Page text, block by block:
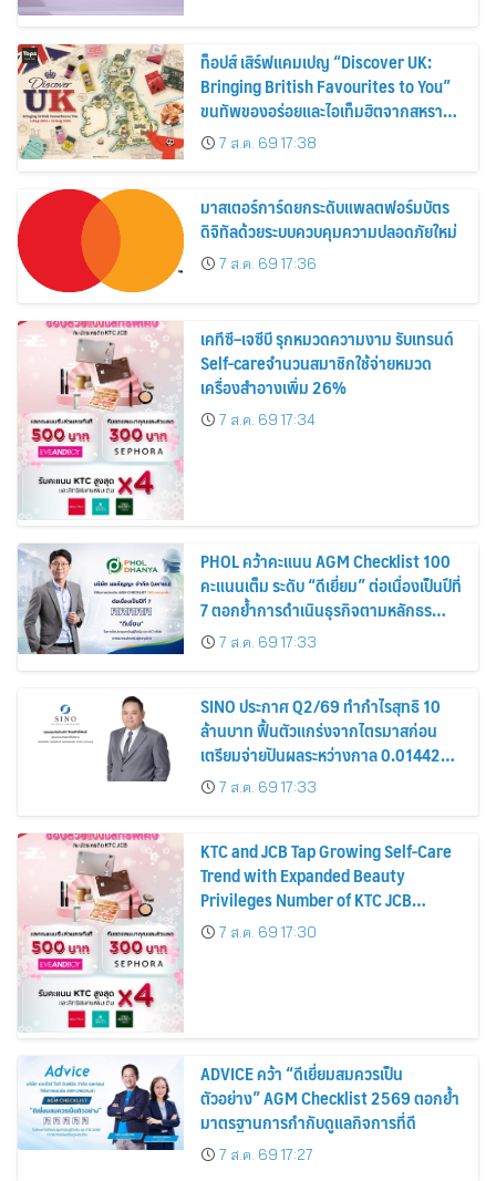
ท็อปส์ เสิร์ฟแคมเปญ “Discover UK:
Bringing British Favourites to You”
ขนทัพของอร่อยและไอเท็มฮิตจากสหราช
อาณาจักร ส่งตรงถึงมือตั้งแต่วันนี้ – 18
สิงหาคมนี้
7 ส.ค. 69 17:38
มาสเตอร์การ์ดยกระดับแพลตฟอร์มบัตร
ดิจิทัลด้วยระบบควบคุมความปลอดภัยใหม่
7 ส.ค. 69 17:36
เคทีซี–เจซีบี รุกหมวดความงาม รับเทรนด์
Self-careจำนวนสมาชิกใช้จ่ายหมวด
เครื่องสำอางเพิ่ม 26%
7 ส.ค. 69 17:34
PHOL คว้าคะแนน AGM Checklist 100
คะแนนเต็ม ระดับ “ดีเยี่ยม” ต่อเนื่องเป็นปีที่
7 ตอกย้ำการดำเนินธุรกิจตามหลักธร
รมาภิบาล โปร่งใส สร้างความเชื่อมั่นผู้ถือ
หุ้น
7 ส.ค. 69 17:33
SINO ประกาศ Q2/69 ทำกำไรสุทธิ 10
ล้านบาท ฟื้นตัวแกร่งจากไตรมาสก่อน
เตรียมจ่ายปันผลระหว่างกาล 0.014423
บาทต่อหุ้น ครึ่งปีหลังมุ่งเติบโตต่อเนื่อง
7 ส.ค. 69 17:33
KTC and JCB Tap Growing Self-Care
Trend with Expanded Beauty
Privileges Number of KTC JCB
Cardmembers Spending on
Cosmetics Rises 26%
7 ส.ค. 69 17:30
ADVICE คว้า “ดีเยี่ยมสมควรเป็น
ตัวอย่าง” AGM Checklist 2569 ตอกย้ำ
มาตรฐานการกำกับดูแลกิจการที่ดี
7 ส.ค. 69 17:27